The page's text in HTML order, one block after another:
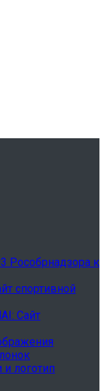
Рособрнадзора к
спортивной
Сайт
логотип